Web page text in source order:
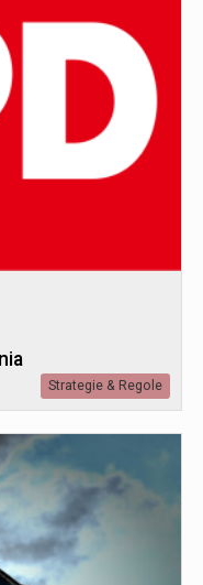
Strategie & Regole